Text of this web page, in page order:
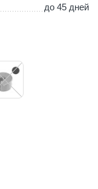
до 45 дней